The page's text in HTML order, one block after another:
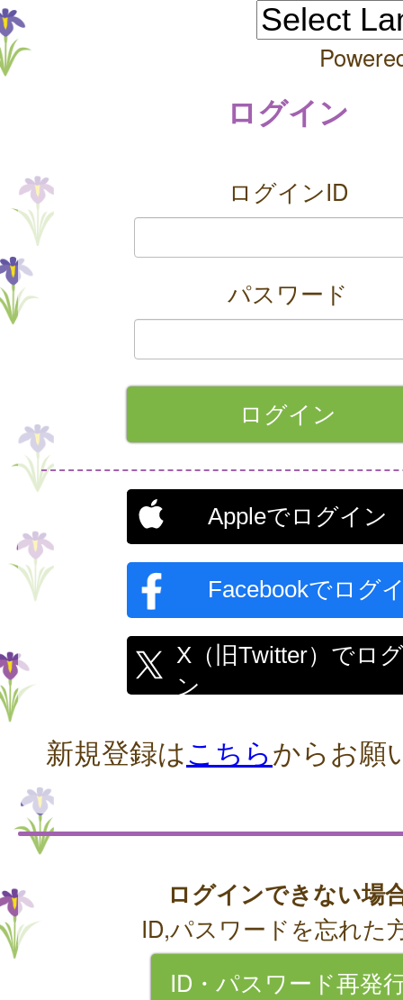
ログイン
ログインID
パスワード
Appleでログイン
Facebookでログ
X（旧Twitter）でロ
ン
新規登録はこちらからお願
ログインできない場
ID,パスワードを忘れた
ID・パスワード再発